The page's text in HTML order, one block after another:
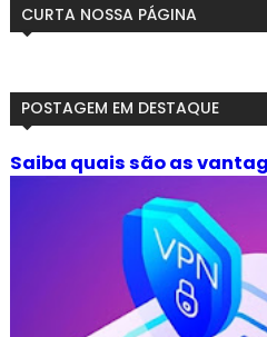
CURTA NOSSA PÁGINA
POSTAGEM EM DESTAQUE
Saiba quais são as